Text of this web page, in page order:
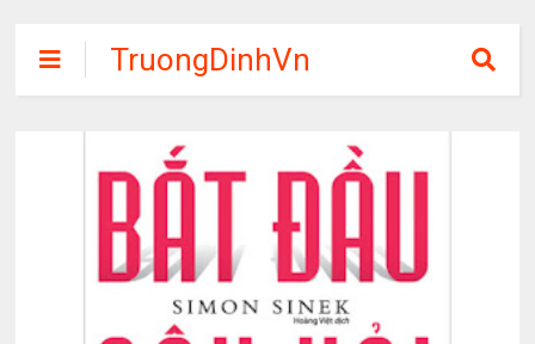
TruongDinhVn
Chia sẽ ebook,
phần mềm học